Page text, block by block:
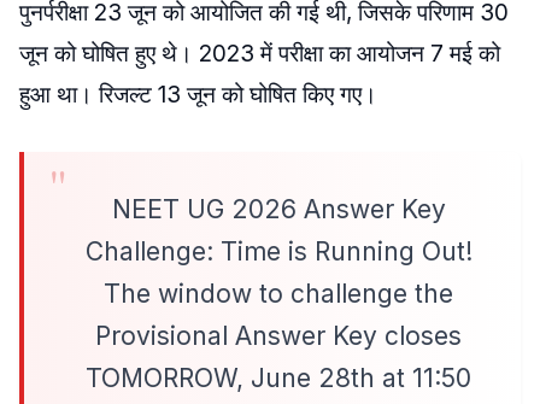
पुनर्परीक्षा 23 जून को आयोजित की गई थी, जिसके परिणाम 30
जून को घोषित हुए थे। 2023 में परीक्षा का आयोजन 7 मई को
हुआ था। रिजल्ट 13 जून को घोषित किए गए।
NEET UG 2026 Answer Key
Challenge: Time is Running Out!
The window to challenge the
Provisional Answer Key closes
TOMORROW, June 28th at 11:50